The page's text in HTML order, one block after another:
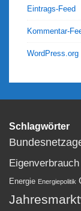
Eintrags-Feed
Kommentar-
WordPress.org
Schlagwörter
Eigenverbrauch
Energie Energiepolitik